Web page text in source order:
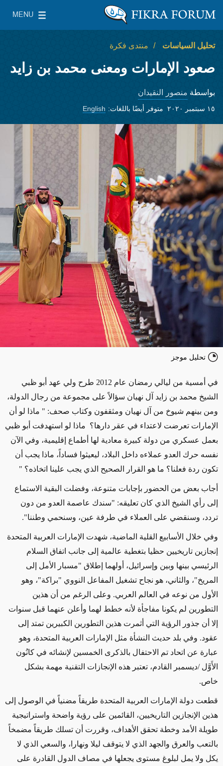
معهد واشنطن لسياسات الشرق الأدنى
MENU
Main Menu
تحليل السياسات منتدى فكرة
صعود الإمارات ومعنى محمد بن زايد
بواسطة منصور النقيدان
١٥ سبتمبر ٢٠٢٠ متوفر أيضًا باللغات: English
تحليل موجز
في أمسية من ليالي رمضان عام 2012 طرح ولي عهد أبو ظبي
الشيخ محمد بن زايد آل نهيان سؤالاً على مجموعة من رجال الدولة،
ومن بينهم شيوخ من آل نهيان ومثقفون وكتاب صحف: " ماذا لو أن
الإمارات تعرضت لاعتداء في عقر دارها؟ ماذا لو استهدفت أبو ظبي
بعمل عسكري من دولة كبيرة معادية لها أطماع إقليمية، وفي الآن
نفسه حرك العدو عملاءه داخل البلاد، ليعيثوا فساداً، ماذا يجب أن
تكون ردة فعلنا؟ ما هو القرار الصحيح الذي يجب علينا اتخاذه؟ "
أجاب بعض من الحضور بإجابات متنوعة، وفضلت البقية الاستماع
إلى رأي الشيخ الذي كان تعليقه: "سندك عاصمة العدو من دون
تردد، وسنقضي على العملاء في طرفة عين، وسنحمي وطننا".
وفي خلال الأسابيع القلية الماضية، شهدت الإمارات العربية المتحدة
إنجازين تاريخيين حظيا بتغطية عالمية إلى جانب اتفاق السلام
الرئيسي بينها وبين وإسرائيل، أولهما إطلاق "مسبار الأمل إلى
المريخ"، والثاني، هو نجاح تشغيل المفاعل النووي "براكة"، وهو
الأول من نوعه في العالم العربي. وعلى الرغم من أن هذين
التطورين لم يكونا مفاجأة لأنه خطط لهما وأعلن عنهما قبل سنوات
إلا أن جذور الرؤية التي أثمرت هذين التطورين الكبيرين تمتد إلى
عقود. وفي بلد حديث النشأة مثل الإمارات العربية المتحدة، وهو
عبارة عن اتحاد تم الاحتفال بالذكرى الخمسين لإنشائه في كانُون
الأَوَّل/ديسمبر القادم، تعتبر هذه الإنجازات التقنية مهمة بشكل
خاص.
قطعت دولة الإمارات العربية المتحدة طريقاً مضنياً في الوصول إلى
هذين الإنجازين التاريخيين، القائمين على رؤية واضحة واستراتيجية
طويلة الأمد وخطة تحقق الأهداف، وقررت أن تسلك طريقاً مضمخاً
بالتعب والعرق والجهد الذي لا يتوقف ليلا ونهارا، والسعي الذي لا
يكل ولا يمل لبلوغ مستوى يجعلها في مصاف الدول القادرة على